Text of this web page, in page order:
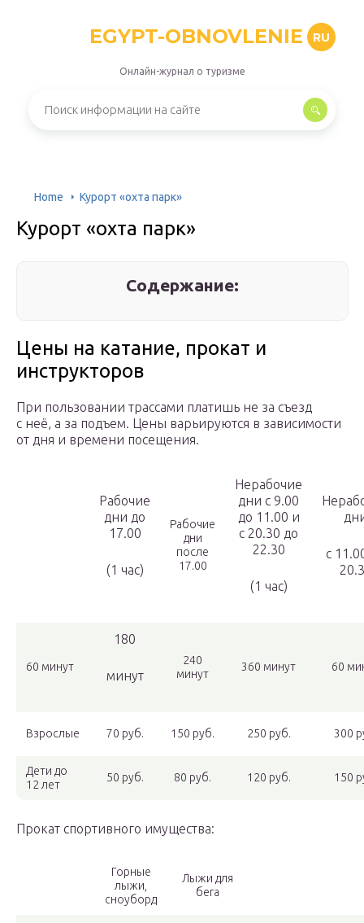
EGYPT-OBNOVLENIE RU
Онлайн-журнал о туризме
Home Курорт «охта парк»
Курорт «охта парк»
Содержание:
Цены на катание, прокат и
инструкторов
При пользовании трассами платишь не за съезд
с неё, а за подъем. Цены варьируются в зависимости
от дня и времени посещения.
Рабочие
дни до
17.00
(1 час)
Рабочие
дни
после
17.00
Нерабочие
дни с 9.00
до 11.00 и
с 20.30 до
22.30
(1 час)
с
60 минут
180
минут
240
минут
360 минут 60
Взрослые 70 руб. 150 руб. 250 руб. 300
Дети до
12 лет
50 руб. 80 руб. 120 руб. 150
Прокат спортивного имущества:
Горные
лыжи,
сноуборд
Лыжи для
бега